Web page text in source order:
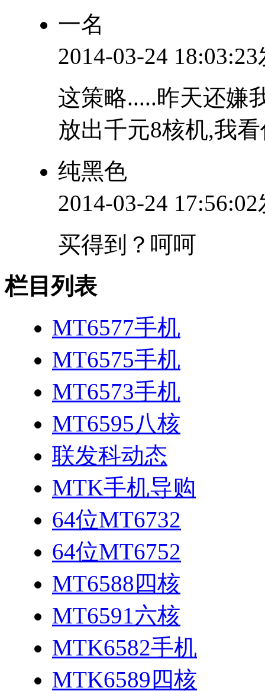
一名
2014-03-24
这策略.....昨天还嫌
放出千元8核机,我
纯黑色
2014-03-24
买得到？呵呵
栏目列表
MT6577手机
MT6575手机
MT6573手机
MT6595八核
联发科动态
MTK手机导购
64位MT6732
64位MT6752
MT6588四核
MT6591六核
MTK6582手机
MTK6589四核